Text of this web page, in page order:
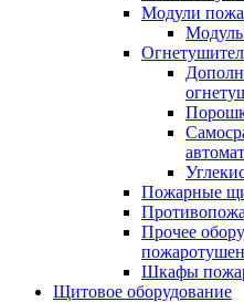
Модули
Пожарные
Прочее
Шкафы
Щитовое оборудование